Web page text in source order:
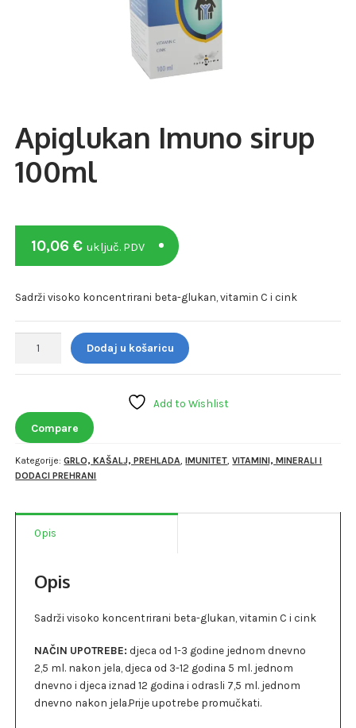
Apiglukan Imuno sirup
100ml
10,06 € uključ. PDV
Sadrži visoko koncentrirani beta-glukan, vitamin C i cink
sirup
količina
Dodaj u košaricu
Add to Wishlist
Compare
Kategorije:GRLO, KAŠALJ, PREHLADA,IMUNITET,VITAMINI, MINERALI I
DODACI PREHRANI
Opis
Opis
Sadrži visoko koncentrirani beta-glukan, vitamin C i cink
NAČIN UPOTREBE: djeca od 1-3 godine jednom dnevno
2,5 ml. nakon jela, djeca od 3-12 godina 5 ml. jednom
dnevno i djeca iznad 12 godina i odrasli 7,5 ml. jednom
dnevno nakon jela.Prije upotrebe promučkati.